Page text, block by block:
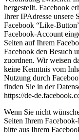
hergestellt. Facebook
Ihrer IPAdresse unsere
Facebook “Like-
Facebook-Account
Seiten auf Ihrem
Facebook den Besuch
zuordnen. Wir weisen
keine Kenntnis vom
Nutzung durch
finden Sie in der
https://de-
Wenn Sie nicht
Seiten Ihrem
bitte aus Ihrem